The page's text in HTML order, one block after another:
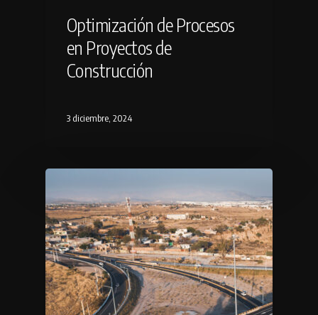
Optimización de Procesos
en Proyectos de
Construcción
3 diciembre, 2024